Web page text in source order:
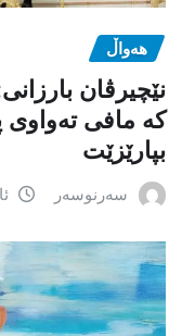
هەواڵ
نێچیرڤان
کە مافی تەواوی
بپارێزێت
سەرنوسەر